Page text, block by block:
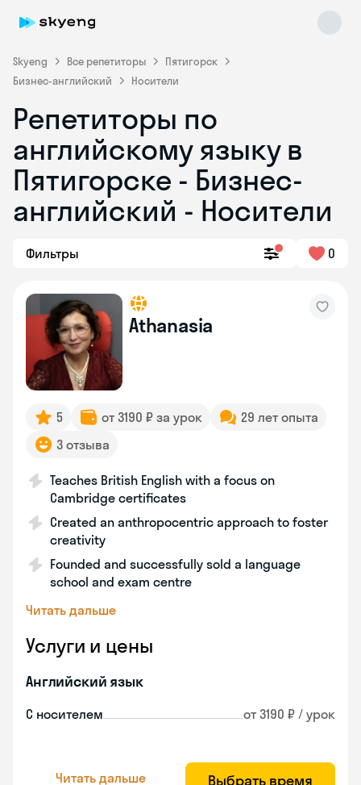
Skyeng Все репетиторы
Пятигорск
Бизнес-английский
Носители
Репетиторы по
английскому языку в
Пятигорске - Бизнес-
английский - Носители
Фильтры 0
Athanasia
5 от 3190 ₽ за урок
29 лет опыта
3 отзыва
Teaches British English with a focus on
Cambridge certificates
Created an anthropocentric approach to foster
creativity
Founded and successfully sold a language
school and exam centre
Читать дальше
Услуги и цены
Английский язык
С носителем от 3190 ₽ / урок
Читать дальше Выбрать время
Skyeng Chat